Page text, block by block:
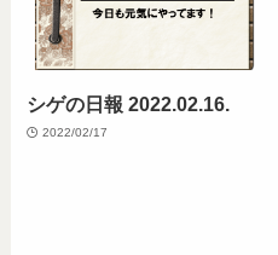
シゲの日報 2022.02.16.
2022/02/17